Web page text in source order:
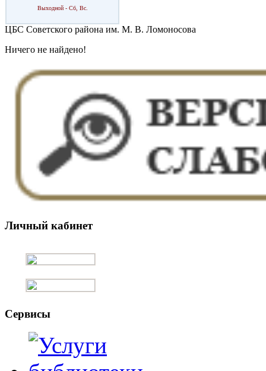
Выходной - Сб, Вс.
ЦБС Советского района им. М. В. Ломоносова
Ничего не найдено!
Личный кабинет
Сервисы